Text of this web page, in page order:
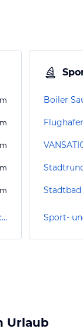
Sehenswürdigkeiten in Berlin-Friedrichshain-Kreuzberg
Boiler
Urlaub